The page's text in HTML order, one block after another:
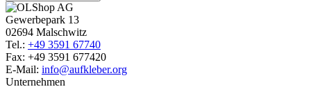
Gewerbepark 13
02694 Malschwitz
Tel.: +49 3591 67740
Fax: +49 3591 677420
E-Mail: info@aufkleber.org
Unternehmen